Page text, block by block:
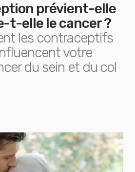
prévient-elle
t-elle le cancer ?
les contraceptifs
votre
du sein et du col